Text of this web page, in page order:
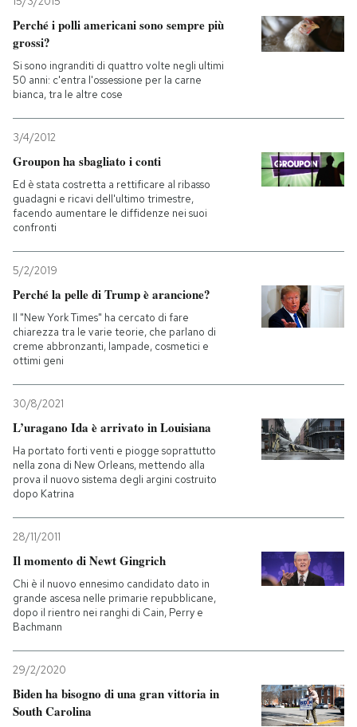
Perché i polli americani sono sempre più
grossi?
Si sono ingranditi di quattro volte negli ultimi
50 anni: c'entra l'ossessione per la carne
bianca, tra le altre cose
3/4/2012
Groupon ha sbagliato i conti
Ed è stata costretta a rettificare al ribasso
guadagni e ricavi dell'ultimo trimestre,
facendo aumentare le diffidenze nei suoi
confronti
5/2/2019
Perché la pelle di Trump è arancione?
Il "New York Times" ha cercato di fare
chiarezza tra le varie teorie, che parlano di
creme abbronzanti, lampade, cosmetici e
ottimi geni
30/8/2021
L’uragano Ida è arrivato in Louisiana
Ha portato forti venti e piogge soprattutto
nella zona di New Orleans, mettendo alla
prova il nuovo sistema degli argini costruito
dopo Katrina
28/11/2011
Il momento di Newt Gingrich
Chi è il nuovo ennesimo candidato dato in
grande ascesa nelle primarie repubblicane,
dopo il rientro nei ranghi di Cain, Perry e
Bachmann
29/2/2020
Biden ha bisogno di una gran vittoria in
South Carolina